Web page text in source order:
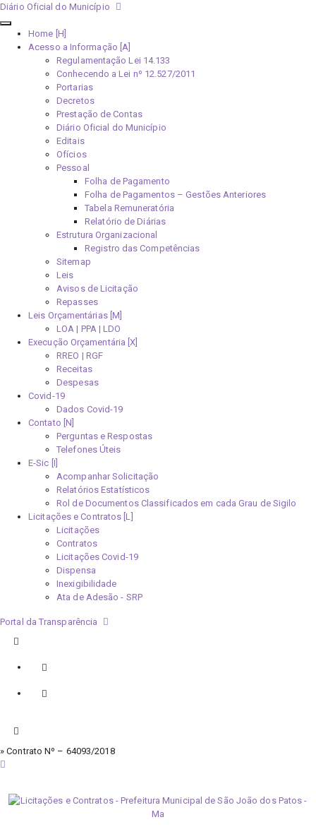
Diário Oficial do Município
Home [H]
Acesso a Informação [A]
Regulamentação Lei 14.133
Conhecendo a Lei nº 12.527/2011
Portarias
Decretos
Prestação de Contas
Diário Oficial do Município
Editais
Ofícios
Pessoal
Folha de Pagamento
Folha de Pagamentos – Gestões Anteriores
Tabela Remuneratória
Relatório de Diárias
Estrutura Organizacional
Registro das Competências
Sitemap
Leis
Avisos de Licitação
Repasses
Leis Orçamentárias [M]
LOA | PPA | LDO
Execução Orçamentária [X]
RREO | RGF
Receitas
Despesas
Covid-19
Dados Covid-19
Contato [N]
Perguntas e Respostas
Telefones Úteis
E-Sic [I]
Acompanhar Solicitação
Relatórios Estatísticos
Rol de Documentos Classificados em cada Grau de Sigilo
Licitações e Contratos [L]
Licitações
Contratos
Licitações Covid-19
Dispensa
Inexigibilidade
Ata de Adesão - SRP
Portal da Transparência
» Contrato Nº – 64093/2018